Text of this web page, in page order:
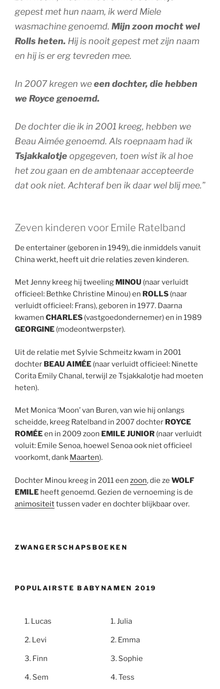
gepest met hun naam, ik werd Miele
wasmachine genoemd. Mijn zoon mocht wel
Rolls heten. Hij is nooit gepest met zijn naam
en hij is er erg tevreden mee.
In 2007 kregen weeen dochter, die hebben
we Royce genoemd.
De dochter die ik in 2001 kreeg, hebben we
Beau Aimée genoemd. Als roepnaam had ik
Tsjakkalotjeopgegeven, toen wist ik al hoe
het zou gaan en de ambtenaar accepteerde
dat ook niet. Achteraf ben ik daar wel blij mee.”
Zeven kinderen voor Emile Ratelband
De entertainer (geboren in 1949), die inmiddels vanuit
China werkt, heeft uit drie relaties zeven kinderen.
Met Jenny kreeg hij tweeling MINOU (naar verluidt
officieel: Bethke Christine Minou) en ROLLS (naar
verluidt officieel: Frans), geboren in 1977. Daarna
kwamen CHARLES (vastgoedondernemer) en in 1989
GEORGINE (modeontwerpster).
Uit de relatie met Sylvie Schmeitz kwam in 2001
dochter BEAU AIMÉE (naar verluidt officieel: Ninette
Corita Emily Chanal, terwijl ze Tsjakkalotje had moeten
heten).
Met Monica ‘Moon’ van Buren, van wie hij onlangs
scheidde, kreeg Ratelband in 2007 dochter ROYCE
ROMÉEen in 2009 zoon EMILE JUNIOR (naar verluidt
voluit: Emile Senoa, hoewel Senoa ook niet officieel
voorkomt, dank Maarten).
Dochter Minou kreeg in 2011 een zoon, die ze WOLF
EMILE heeft genoemd. Gezien de vernoeming is de
animositeittussen vader en dochter blijkbaar over.
ZWANGERSCHAPSBOEKEN
POPULAIRSTE BABYNAMEN 2019
Lucas
Levi
Finn
Sem
Julia
Emma
Sophie
Tess